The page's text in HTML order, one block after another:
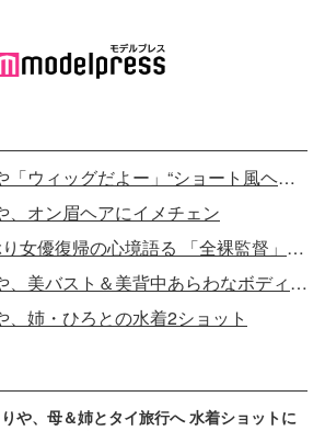
【写真】西内まりや「ウィッグだよー」“ショート風ヘア”姿
、オン眉ヘアにイメチェン
西内まりや、4年ぶり女優復帰の心境語る 「全裸監督」は「大好きな作品」
【写真】西内まりや、美バスト＆美背中あらわなボディに釘付け
、姉・ひろとの水着2ショット
や、母＆姉とタイ旅行へ 水着ショットに